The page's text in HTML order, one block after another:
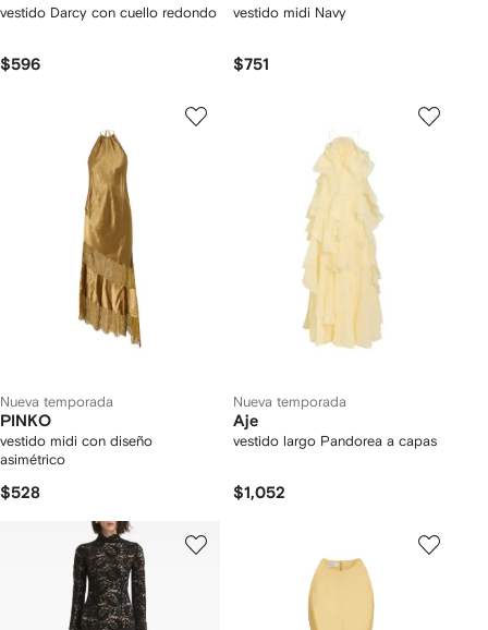
vestido Darcy con cuello redondo
$596
vestido midi Navy
$751
Nueva temporada
PINKO
vestido midi con diseño
asimétrico
$528
Nueva temporada
Aje
vestido largo Pandorea a capas
$1,052